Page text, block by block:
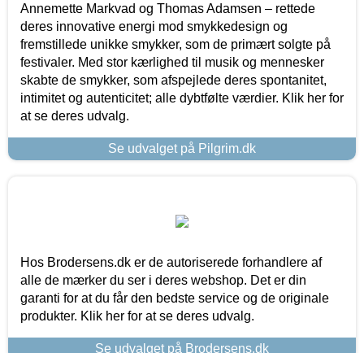
Annemette Markvad og Thomas Adamsen – rettede
deres innovative energi mod smykkedesign og
fremstillede unikke smykker, som de primært solgte på
festivaler. Med stor kærlighed til musik og mennesker
skabte de smykker, som afspejlede deres spontanitet,
intimitet og autenticitet; alle dybtfølte værdier. Klik her for
at se deres udvalg.
Se udvalget på Pilgrim.dk
Hos Brodersens.dk er de autoriserede forhandlere af
alle de mærker du ser i deres webshop. Det er din
garanti for at du får den bedste service og de originale
produkter. Klik her for at se deres udvalg.
Se udvalget på Brodersens.dk